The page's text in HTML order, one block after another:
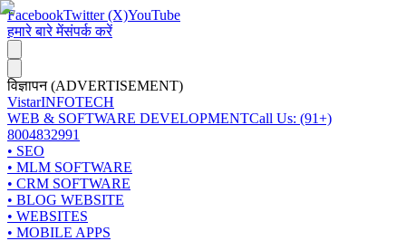
FacebookTwitter (X)YouTube
हमारे बारे मेंसंपर्क करें
विज्ञापन (ADVERTISEMENT)
VistarINFOTECH
WEB & SOFTWARE DEVELOPMENTCall Us: (91+)
8004832991
• SEO
• MLM SOFTWARE
• CRM SOFTWARE
• BLOG WEBSITE
• WEBSITES
• MOBILE APPS